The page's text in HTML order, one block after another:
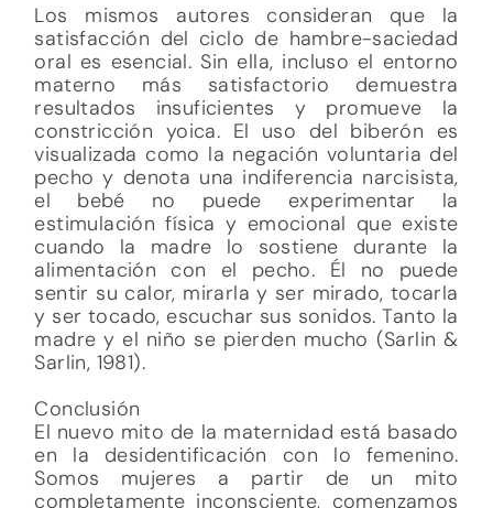
Los mismos autores consideran que la
satisfacción del ciclo de hambre-saciedad
oral es esencial. Sin ella, incluso el entorno
materno más satisfactorio demuestra
resultados insuficientes y promueve la
constricción yoica. El uso del biberón es
visualizada como la negación voluntaria del
pecho y denota una indiferencia narcisista,
el bebé no puede experimentar la
estimulación física y emocional que existe
cuando la madre lo sostiene durante la
alimentación con el pecho. Él no puede
sentir su calor, mirarla y ser mirado, tocarla
y ser tocado, escuchar sus sonidos. Tanto la
madre y el niño se pierden mucho (Sarlin &
Sarlin, 1981).
Conclusión
El nuevo mito de la maternidad está basado
en la desidentificación con lo femenino.
Somos mujeres a partir de un mito
completamente inconsciente, comenzamos